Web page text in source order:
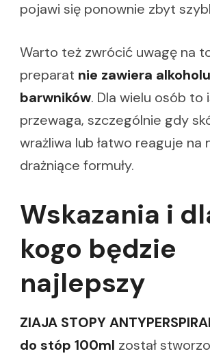
pojawi się ponownie zbyt
Warto też zwrócić uwagę na
preparat nie zawiera
barwników. Dla wielu osób to
przewaga, szczególnie gdy
wrażliwa lub łatwo reaguje na
drażniące formuły.
Wskazania i
kogo będzie
najlepszy
ZIAJA STOPY
do stóp 100ml został